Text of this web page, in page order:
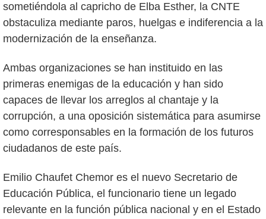
sometiéndola al capricho de Elba Esther, la CNTE
obstaculiza mediante paros, huelgas e indiferencia a la
modernización de la enseñanza.
Ambas organizaciones se han instituido en las
primeras enemigas de la educación y han sido
capaces de llevar los arreglos al chantaje y la
corrupción, a una oposición sistemática para asumirse
como corresponsables en la formación de los futuros
ciudadanos de este país.
Emilio Chaufet Chemor es el nuevo Secretario de
Educación Pública, el funcionario tiene un legado
relevante en la función pública nacional y en el Estado